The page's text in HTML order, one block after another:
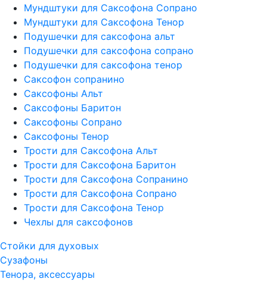
Мундштуки для Саксофона Сопрано
Мундштуки для Саксофона Тенор
Подушечки для саксофона альт
Подушечки для саксофона сопрано
Подушечки для саксофона тенор
Саксофон сопранино
Саксофоны Альт
Саксофоны Баритон
Саксофоны Сопрано
Саксофоны Тенор
Трости для Саксофона Альт
Трости для Саксофона Баритон
Трости для Саксофона Сопранино
Трости для Саксофона Сопрано
Трости для Саксофона Тенор
Чехлы для саксофонов
Стойки для духовых
Сузафоны
Тенора, аксессуары